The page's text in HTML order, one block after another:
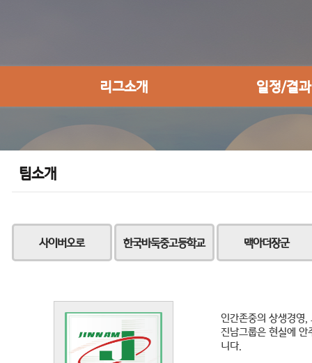
리그소개 일정/결과
팀소개
사이버오로 한국바둑중고등학교 맥아더장군
인간존중의 상생경영
진남그룹은 현실에
니다.